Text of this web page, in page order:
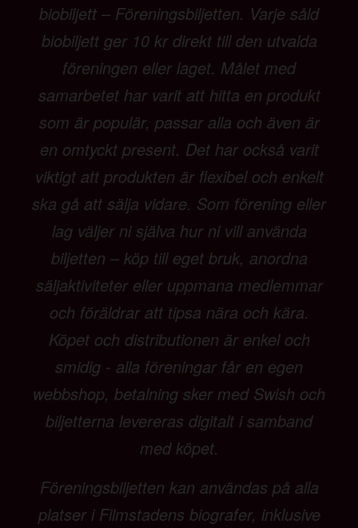
biobiljett – Föreningsbiljetten. Varje såld
biobiljett ger 10 kr direkt till den utvalda
föreningen eller laget. Målet med
samarbetet har varit att hitta en produkt
som är populär, passar alla och även är
en omtyckt present. Det har också varit
viktigt att produkten är flexibel och enkelt
ska gå att sälja vidare. Som förening eller
lag väljer ni själva hur ni vill använda
biljetten – köp till eget bruk, anordna
säljaktiviteter eller uppmana medlemmar
och föräldrar att tipsa nära och kära.
Köpet och distributionen är enkel och
smidig - alla föreningar får en egen
webbshop, betalning sker med Swish och
biljetterna levereras digitalt i samband
med köpet.
Föreningsbiljetten kan användas på alla
platser i Filmstadens biografer, inklusive